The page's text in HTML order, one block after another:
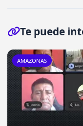
Te puede
AMAZONAS